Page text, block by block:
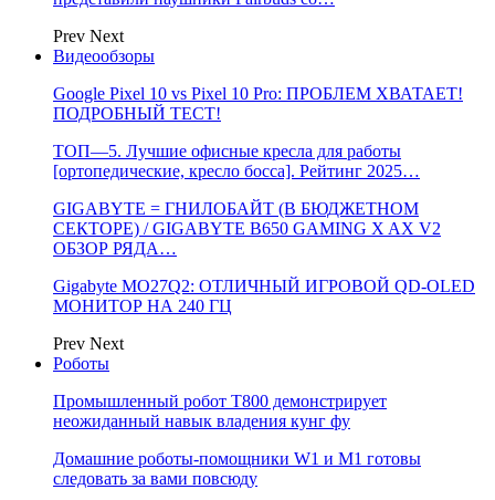
Prev Next
Видеообзоры
Google Pixel 10 vs Pixel 10 Pro: ПРОБЛЕМ ХВАТАЕТ!
ПОДРОБНЫЙ ТЕСТ!
ТОП—5. Лучшие офисные кресла для работы
[ортопедические, кресло босса]. Рейтинг 2025…
GIGABYTE = ГНИЛОБАЙТ (В БЮДЖЕТНОМ
СЕКТОРЕ) / GIGABYTE B650 GAMING X AX V2
ОБЗОР РЯДА…
Gigabyte MO27Q2: ОТЛИЧНЫЙ ИГРОВОЙ QD-OLED
МОНИТОР НА 240 ГЦ
Prev Next
Роботы
Промышленный робот Т800 демонстрирует
неожиданный навык владения кунг фу
Домашние роботы-помощники W1 и M1 готовы
следовать за вами повсюду